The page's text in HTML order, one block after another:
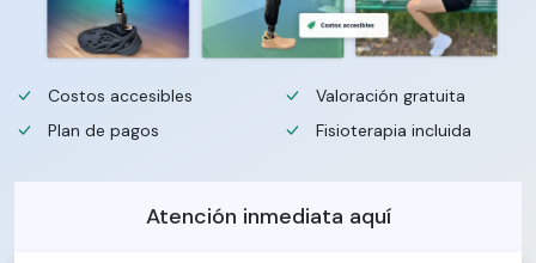
Costos accesibles
Plan de pagos
Valoración gratuita
Fisioterapia incluida
Atención inmediata aquí